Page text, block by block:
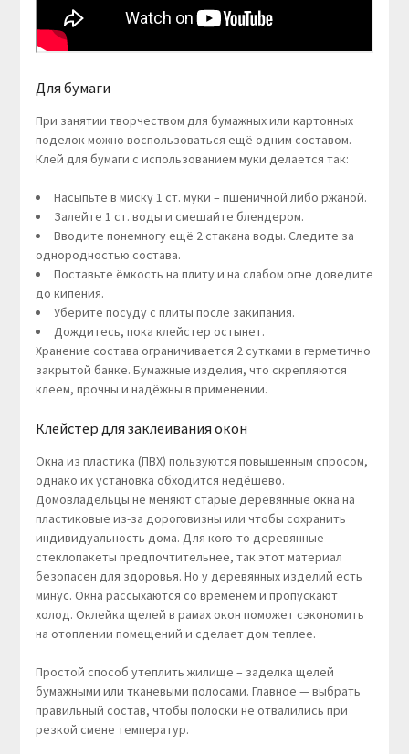
Для бумаги
При занятии творчеством для бумажных или картонных
поделок можно воспользоваться ещё одним составом.
Клей для бумаги с использованием муки делается так:
Насыпьте в миску 1 ст. муки – пшеничной либо ржаной.
Залейте 1 ст. воды и смешайте блендером.
Вводите понемногу ещё 2 стакана воды. Следите за
однородностью состава.
Поставьте ёмкость на плиту и на слабом огне доведите
до кипения.
Уберите посуду с плиты после закипания.
Дождитесь, пока клейстер остынет.
Хранение состава ограничивается 2 сутками в герметично
закрытой банке. Бумажные изделия, что скрепляются
клеем, прочны и надёжны в применении.
Клейстер для заклеивания окон
Окна из пластика (ПВХ) пользуются повышенным спросом,
однако их установка обходится недёшево.
Домовладельцы не меняют старые деревянные окна на
пластиковые из-за дороговизны или чтобы сохранить
индивидуальность дома. Для кого-то деревянные
стеклопакеты предпочтительнее, так этот материал
безопасен для здоровья. Но у деревянных изделий есть
минус. Окна рассыхаются со временем и пропускают
холод. Оклейка щелей в рамах окон поможет сэкономить
на отоплении помещений и сделает дом теплее.
Простой способ утеплить жилище – заделка щелей
бумажными или тканевыми полосами. Главное — выбрать
правильный состав, чтобы полоски не отвалились при
резкой смене температур.